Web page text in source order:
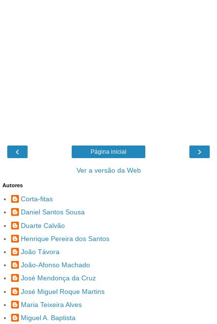
‹ ›
Página inicial
Ver a versão da Web
Autores
Corta-fitas
Daniel Santos Sousa
Duarte Calvão
Henrique Pereira dos Santos
João Távora
João-Afonso Machado
José Mendonça da Cruz
José Miguel Roque Martins
Maria Teixeira Alves
Miguel A. Baptista